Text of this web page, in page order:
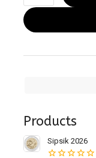
Products
Sipsik 2026